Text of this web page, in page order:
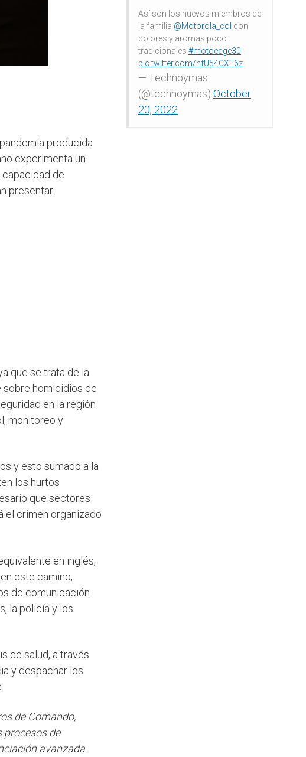
producida
experimenta un
de
presentar.
que se trata de la
sobre homicidios de
en la región
monitoreo y
y esto sumado a la
los hurtos
que sectores
el crimen organizado
en inglés,
este camino,
de comunicación
la policía y los
de salud, a través
y despachar los
de Comando,
procesos de
avanzada
Así son los nuevos miembros de
la familia @Motorola_col con
colores y aromas poco
tradicionales #motoedge30
pic.twitter.com/nfU54CXF6z
— Technoymas
(@technoymas) October
20, 2022